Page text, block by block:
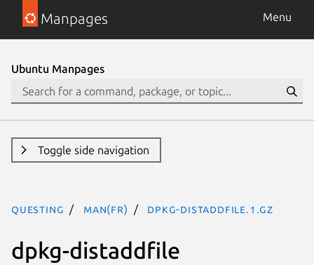
Manpages Menu
Ubuntu Manpages
Toggle side navigation
questing man(fr) dpkg-distaddfile.1.gz
dpkg-distaddfile